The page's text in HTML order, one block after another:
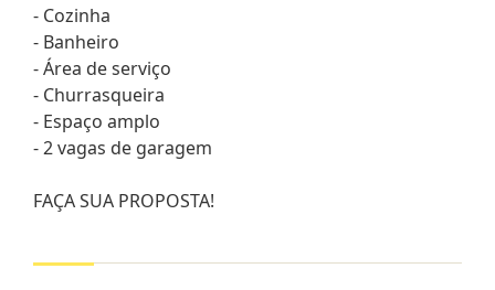
- Cozinha
- Banheiro
- Área de serviço
- Churrasqueira
- Espaço amplo
- 2 vagas de garagem
FAÇA SUA PROPOSTA!